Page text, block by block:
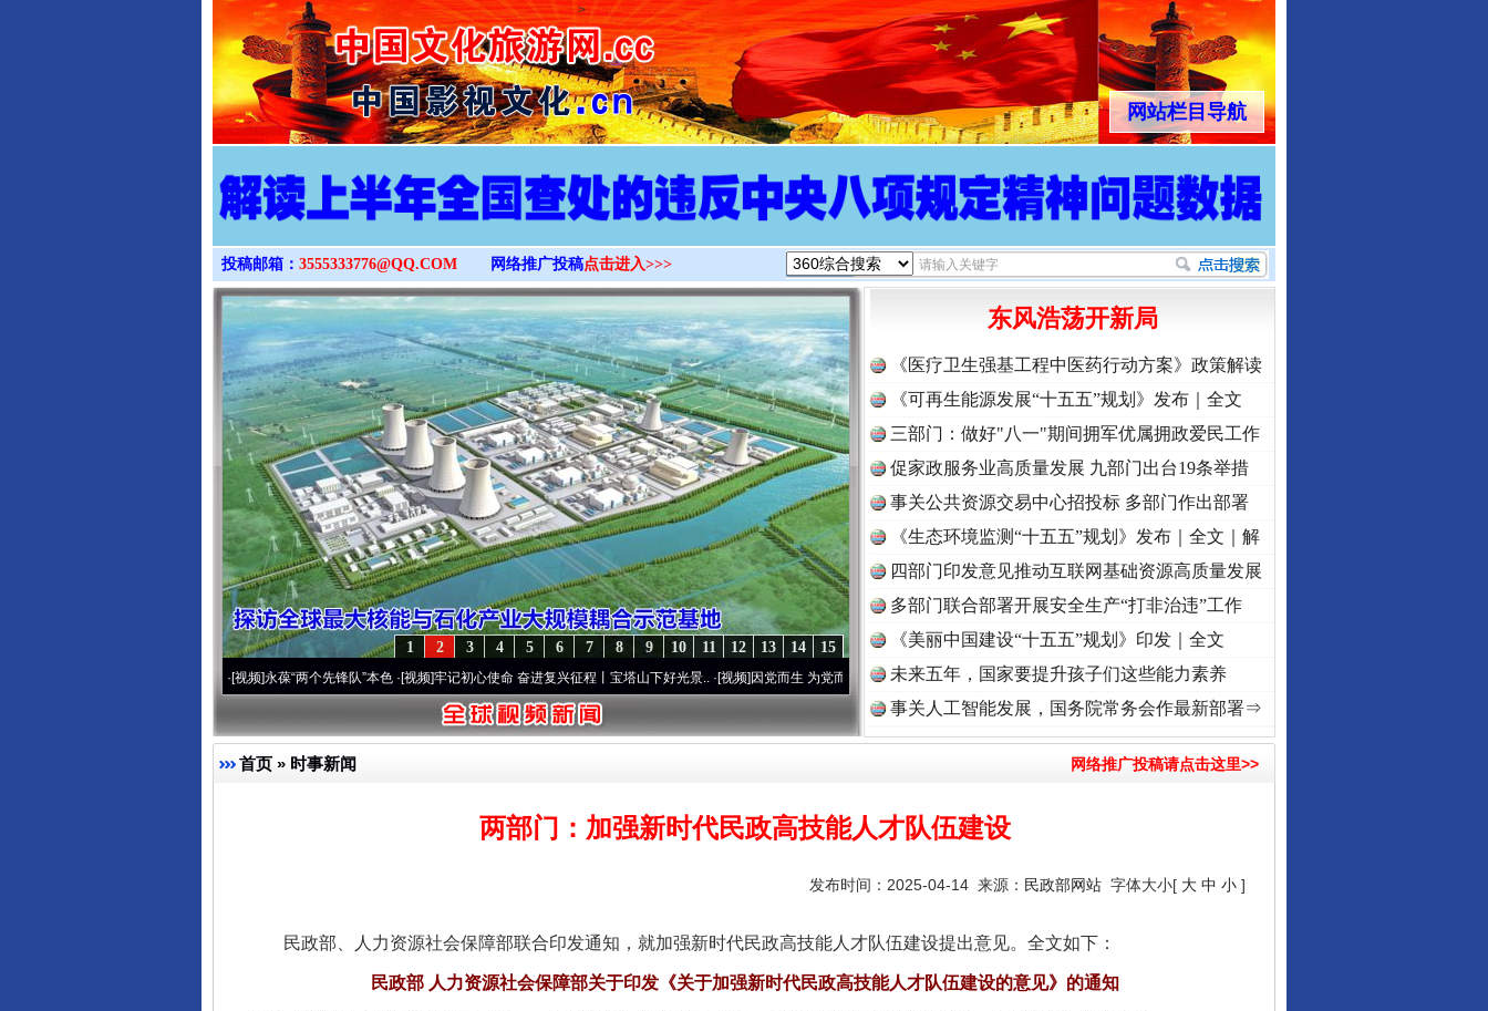
>
网站栏目导航
投稿邮箱： 3555333776@QQ.COM 网络推广投稿点击进入>>>
15
14
13
12
11
10
9
8
7
6
5
4
3
2
1
永葆“两个先锋队”本色·[视频]牢记初心使命 奋进复兴征程丨宝塔山下好光景..·[视频]因党而生 为党而战——百年“纪”事⑧加强纪律..·[视频]牢记初心使命 奋进复兴征程丨“转折之城”激荡..
东风浩荡开新局
《医疗卫生强基工程中医药行动方案》政策解读
《可再生能源发展“十五五”规划》发布｜全文
三部门：做好"八一"期间拥军优属拥政爱民工作
促家政服务业高质量发展 九部门出台19条举措
事关公共资源交易中心招投标 多部门作出部署
《生态环境监测“十五五”规划》发布｜全文｜解
读
四部门印发意见推动互联网基础资源高质量发展
多部门联合部署开展安全生产“打非治违”工作
《美丽中国建设“十五五”规划》印发｜全文
未来五年，国家要提升孩子们这些能力素养
事关人工智能发展，国务院常务会作最新部署⇒
首页 » 时事新闻 网络推广投稿请点击这里>>
两部门：加强新时代民政高技能人才队伍建设
发布时间：2025-04-14 来源： 民政部网站 字体大小[ 大 中 小 ]
民政部、人力资源社会保障部联合印发通知，就加强新时代民政高技能人才队伍建设提出意见。全文如下：
民政部 人力资源社会保障部关于印发《关于加强新时代民政高技能人才队伍建设的意见》的通知